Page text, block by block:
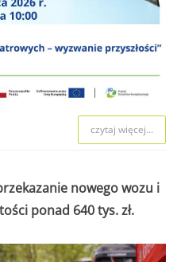
czytaj więcej...
nowego wozu i
ponad 640 tys. zł.